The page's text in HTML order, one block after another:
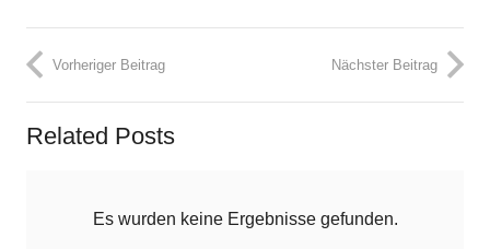
Vorheriger Beitrag Nächster Beitrag
Related Posts
Es wurden keine Ergebnisse gefunden.